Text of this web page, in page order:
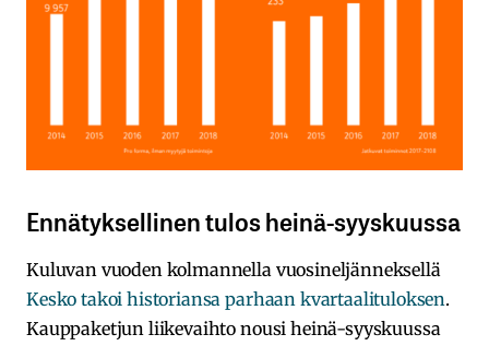
Ennätyksellinen tulos heinä-syyskuussa
Kuluvan vuoden kolmannella vuosineljänneksellä
Kesko takoi historiansa parhaan kvartaalituloksen.
Kauppaketjun liikevaihto nousi heinä-syyskuussa